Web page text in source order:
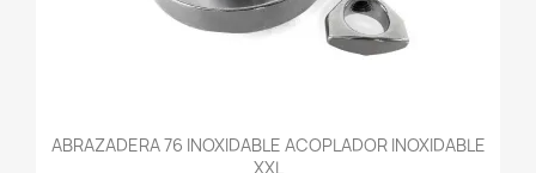
ABRAZADERA 76 INOXIDABLE ACOPLADOR INOXIDABLE
XXL